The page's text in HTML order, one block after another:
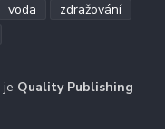
voda
zdražování
Quality Publishing